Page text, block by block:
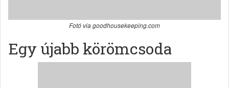
Fotó via goodhousekeeping.com
Egy újabb körömcsoda